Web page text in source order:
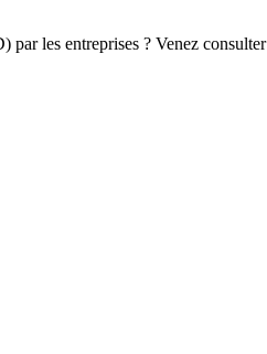
les entreprises ? Venez